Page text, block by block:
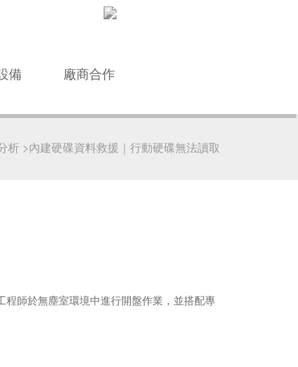
備 廠商合作
析 >內建硬碟資料救援｜行動硬碟無法讀取
師於無塵室環境中進行開盤作業，並搭配專